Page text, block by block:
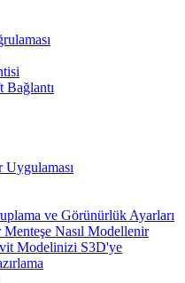
Uygulaması
ve Görünürlük Ayarları
Nasıl Modellenir
Modelinizi S3D'ye